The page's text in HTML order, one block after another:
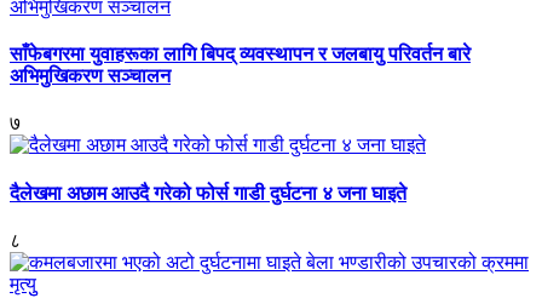
साँफेबगरमा युवाहरूका लागि बिपद् व्यवस्थापन र जलबायु परिवर्तन बारे
अभिमुखिकरण सञ्चालन
७
दैलेखमा अछाम आउदै गरेको फोर्स गाडी दुर्घटना ४ जना घाइते
८